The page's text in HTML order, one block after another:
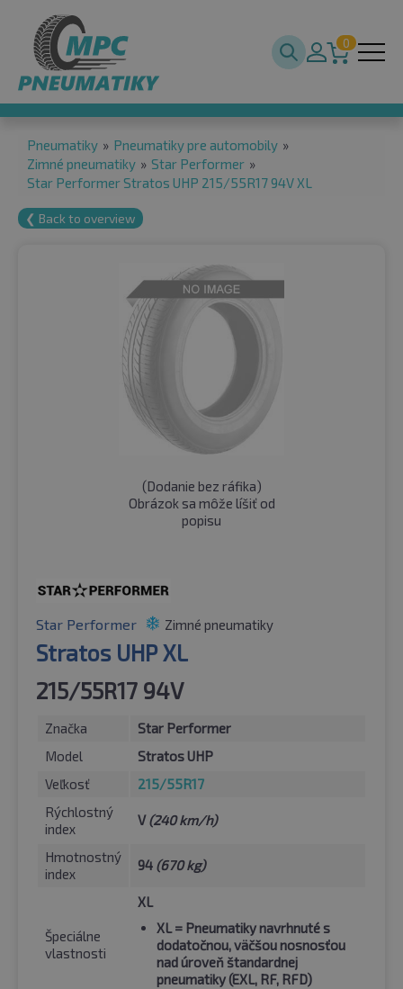
0
Pneumatiky » Pneumatiky pre automobily »
Zimné pneumatiky » Star Performer »
Star Performer Stratos UHP 215/55R17 94V XL
❮ Back to overview
(Dodanie bez ráfika)
Obrázok sa môže líšiť od
popisu
Star Performer Zimné pneumatiky
Stratos UHP XL
215/55R17 94V
Značka
Star Performer
Model
Stratos UHP
Veľkosť
215/55R17
Rýchlostný
index
V(240 km/h)
Hmotnostný
index
94 (670 kg)
Špeciálne
vlastnosti
XL
XL= Pneumatiky navrhnuté s
dodatočnou, väčšou nosnosťou
nad úroveň štandardnej
pneumatiky (EXL, RF, RFD)